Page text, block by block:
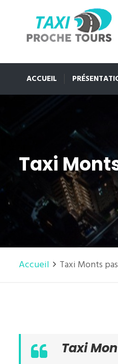
ACCUEIL
Taxi
Accueil Taxi Monts
Taxi